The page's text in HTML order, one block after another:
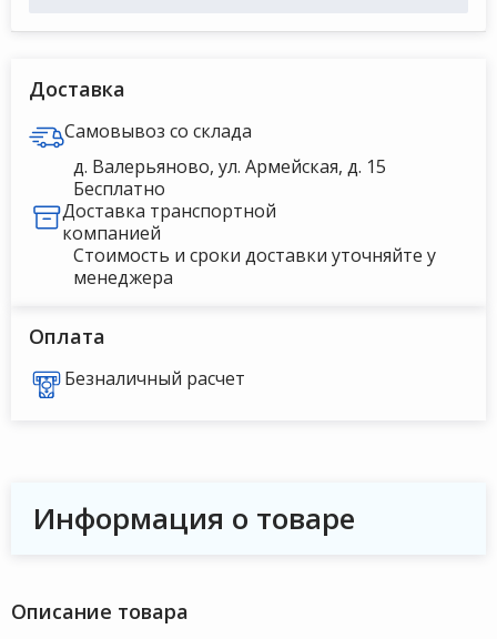
Доставка
Самовывоз со склада
д. Валерьяново, ул. Армейская, д. 15
Бесплатно
Доставка транспортной
компанией
Стоимость и сроки доставки уточняйте у
менеджера
Оплата
Безналичный расчет
Информация о товаре
Описание товара